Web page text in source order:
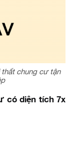
chung cư tận
có diện tích 7x